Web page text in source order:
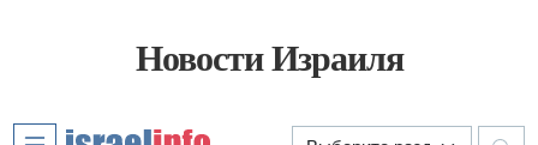
Новости Израиля